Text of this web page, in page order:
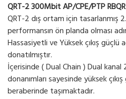
QRT-2 300Mbit AP/CPE/PTP
QRT-2 dış ortam için tasarlanmış
performansın ön planda olması
Hassasiyetli ve Yüksek çıkış güçlü
donatılmıştır.
İçerisinde ( Dual Chain ) Dual
donanımları sayesinde yüksek
beraberinde taşımaktadır.